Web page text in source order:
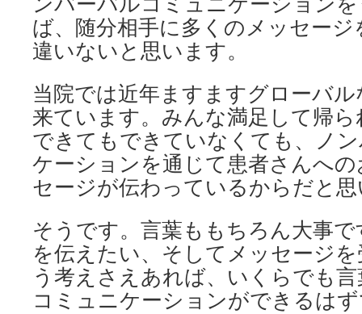
ば、随分相手に多くのメッセー
違いないと思います。
当院では近年ますますグローバ
来ています。みんな満足して帰
できてもできていなくても、ノ
ケーションを通じて患者さんへ
セージが伝わっているからだと
そうです。言葉ももちろん大事
を伝えたい、そしてメッセージ
う考えさえあれば、いくらでも
コミュニケーションができるは